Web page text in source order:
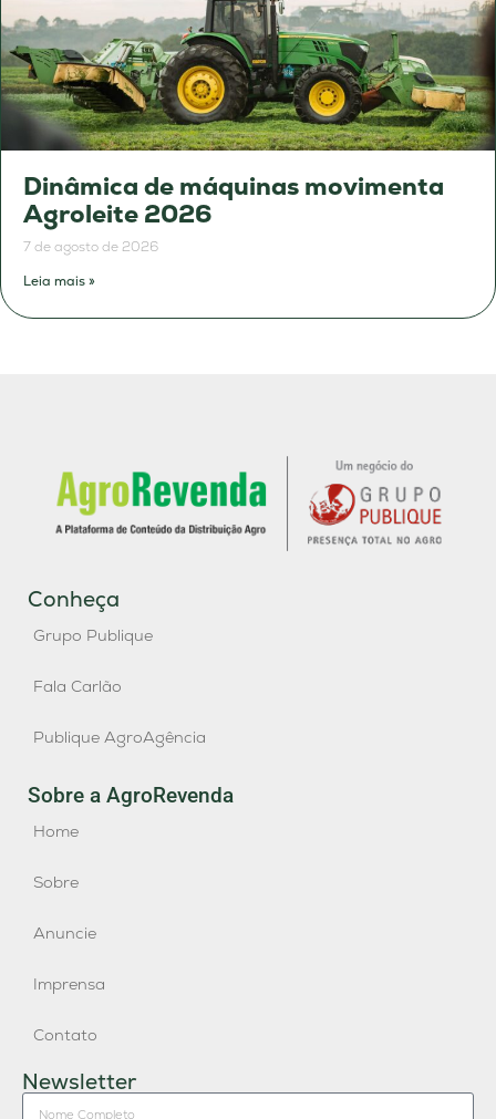
Dinâmica de máquinas movimenta
Agroleite 2026
7 de agosto de 2026
Leia mais »
Conheça
Grupo Publique
Fala Carlão
Publique AgroAgência
Sobre a AgroRevenda
Home
Sobre
Anuncie
Imprensa
Contato
Newsletter